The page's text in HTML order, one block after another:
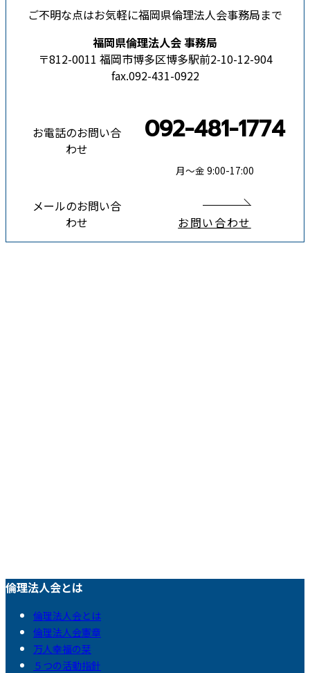
ご不明な点はお気軽に福岡県倫理法人会事務局まで
福岡県倫理法人会 事務局
〒812-0011 福岡市博多区博多駅前2-10-12-904
fax.092-431-0922
お電話のお問い合
わせ
092-481-1774
月〜金 9:00-17:00
メールのお問い合
わせ
お問い合わせ
倫理法人会とは
倫理法人会とは
倫理法人会憲章
万人幸福の栞
５つの活動指針